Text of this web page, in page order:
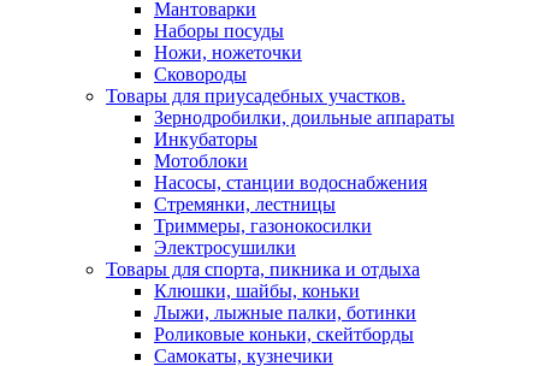
Мантоварки
Наборы посуды
Ножи, ножеточки
Сковороды
Товары для приусадебных участков.
Зернодробилки, доильные аппараты
Инкубаторы
Мотоблоки
Насосы, станции водоснабжения
Стремянки, лестницы
Триммеры, газонокосилки
Электросушилки
Товары для спорта, пикника и отдыха
Клюшки, шайбы, коньки
Лыжи, лыжные палки, ботинки
Роликовые коньки, скейтборды
Самокаты, кузнечики